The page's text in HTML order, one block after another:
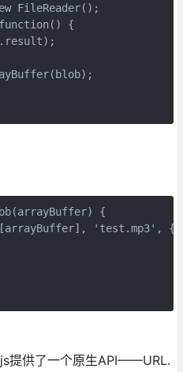
FileReader();
{
{
'test.mp3', {
提供了一个原生API——URL.